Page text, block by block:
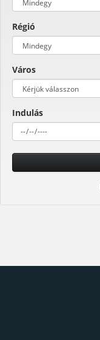
Régió
Város
Indulás